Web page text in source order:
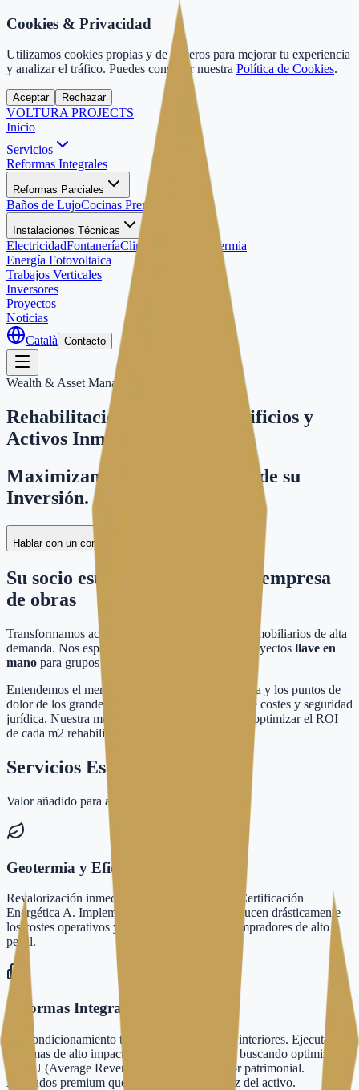
Cookies & Privacidad
Utilizamos cookies propias y de terceros para mejorar tu experiencia
y analizar el tráfico. Puedes consultar nuestra Política de Cookies.
Aceptar Rechazar
VOLTURA PROJECTS
Inicio
Servicios
Reformas Integrales
Reformas Parciales
Baños de LujoCocinas Premium
Instalaciones Técnicas
ElectricidadFontaneríaClimatización
Aerotermia
Energía Fotovoltaica
Trabajos Verticales
Inversores
Proyectos
Noticias
Català Contacto
Wealth & Asset Management
Rehabilitación Integral de Edificios y
Activos Inmobiliarios
Maximizamos la Rentabilidad de su
Inversión.
Hablar con un consultor técnico
Su socio estratégico
, no solo su empresa
de obras
Transformamos activos obsoletos en productos inmobiliarios de alta
demanda. Nos especializamos en la gestión de proyectos llave en
mano para grupos de inversión y family offices.
Entendemos el mercado inmobiliario de Barcelona y los puntos de
dolor de los grandes tenedores: tiempo, control de costes y seguridad
jurídica. Nuestra metodología está diseñada para optimizar el ROI
de cada m2 rehabilitado.
Servicios Especializados
Valor añadido para activos de inversión
Geotermia y Eficiencia Energética
Revalorización inmediata del activo mediante Certificación
Energética A. Implementamos sistemas que reducen drásticamente
los costes operativos y atraen a inquilinos y compradores de alto
perfil.
Reformas Integrales de Edificios
Reacondicionamiento total de la envolvente e interiores. Ejecutamos
reformas de alto impacto estructural y estético buscando optimizar el
ARPU (Average Revenue Per User) y el valor patrimonial.
Acabados premium que maximizan la liquidez del activo.